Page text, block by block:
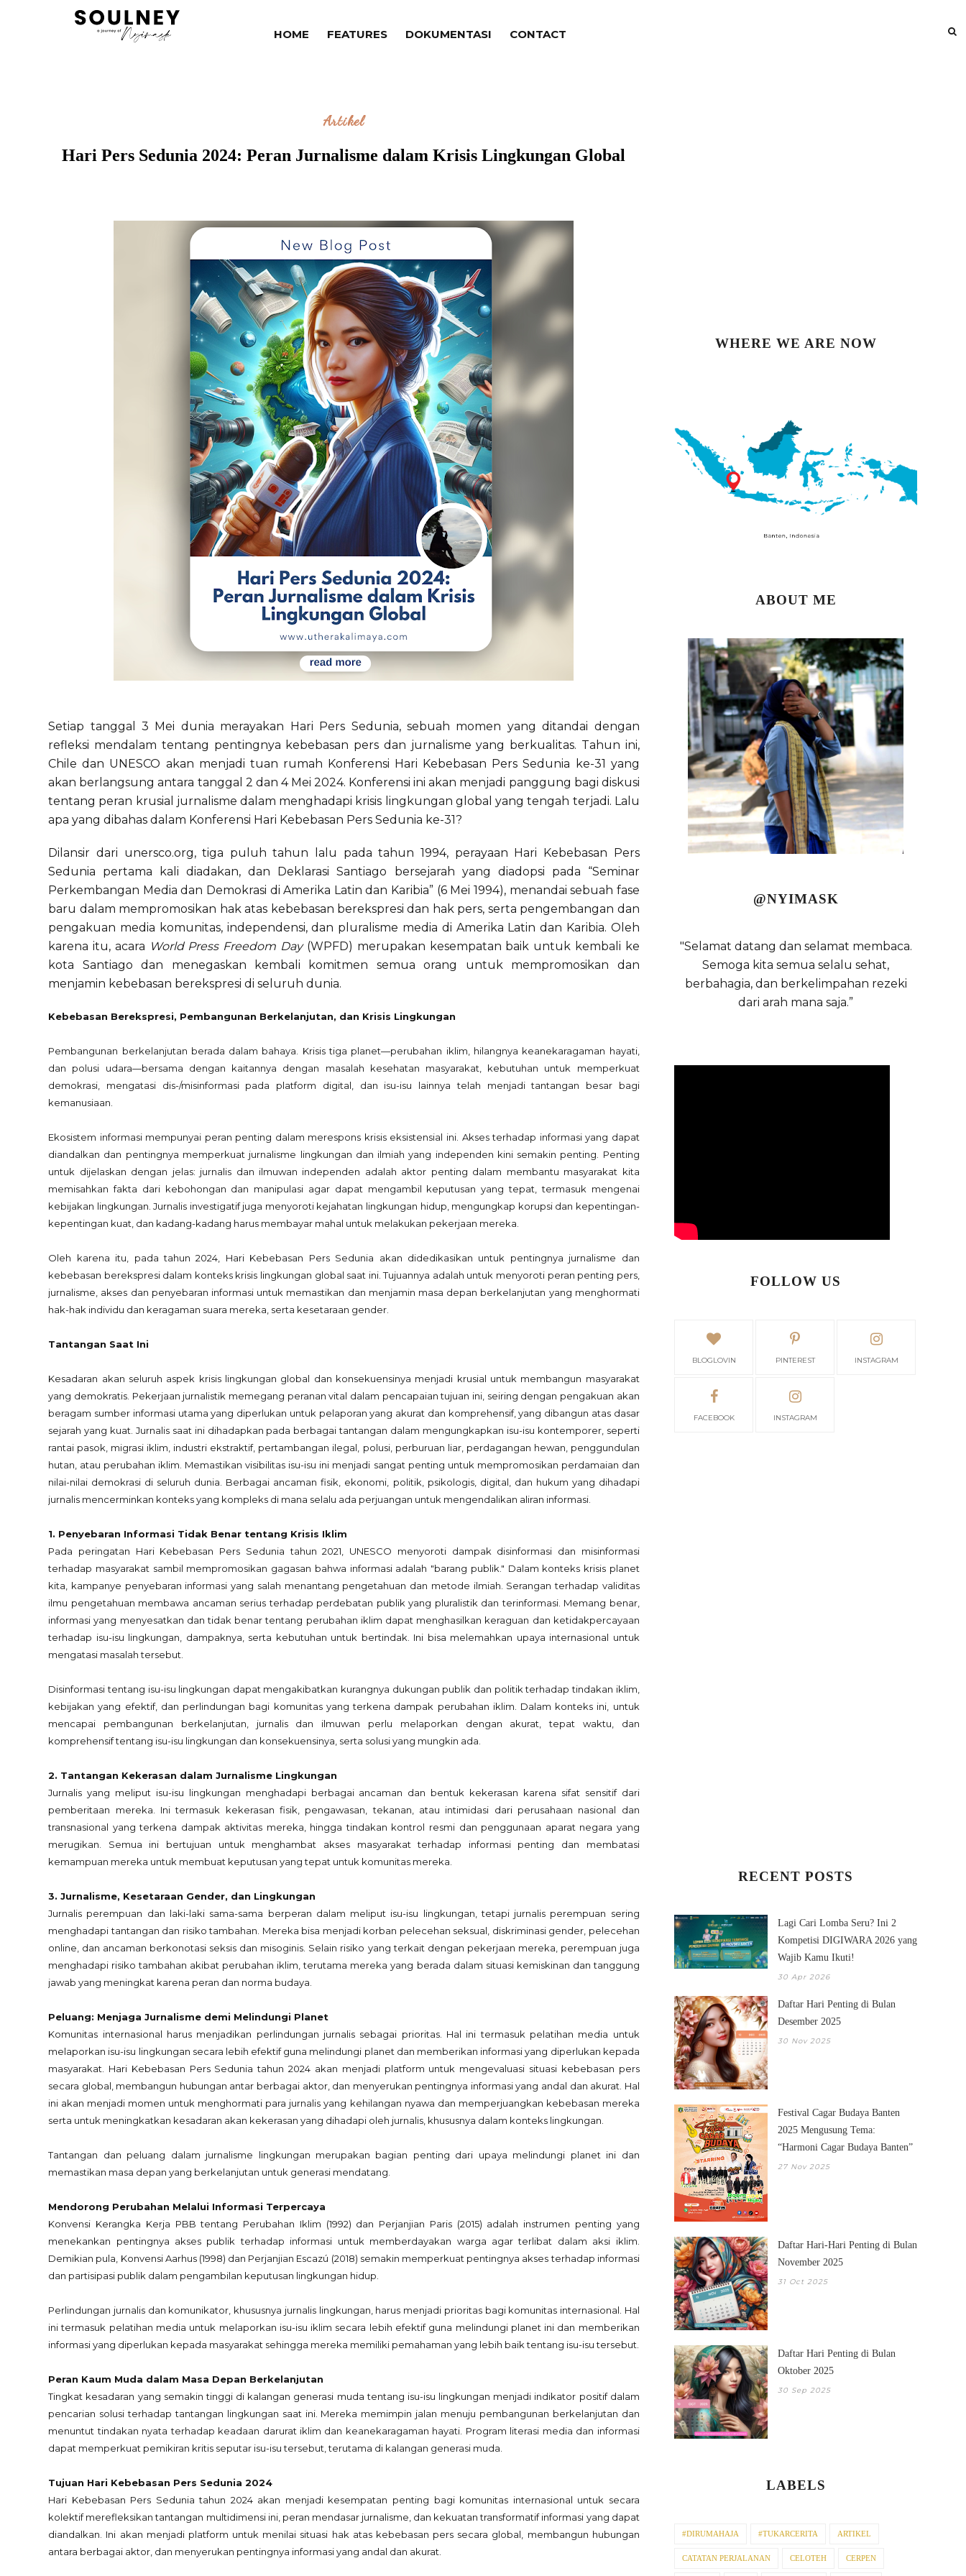
HOME FEATURES DOKUMENTASI CONTACT
Artikel
Hari Pers Sedunia 2024: Peran Jurnalisme dalam Krisis Lingkungan Global
Setiap tanggal 3 Mei dunia merayakan Hari Pers Sedunia, sebuah momen yang ditandai dengan
refleksi mendalam tentang pentingnya kebebasan pers dan jurnalisme yang berkualitas. Tahun ini,
Chile dan UNESCO akan menjadi tuan rumah Konferensi Hari Kebebasan Pers Sedunia ke-31 yang
akan berlangsung antara tanggal 2 dan 4 Mei 2024. Konferensi ini akan menjadi panggung bagi diskusi
tentang peran krusial jurnalisme dalam menghadapi krisis lingkungan global yang tengah terjadi. Lalu
apa yang dibahas dalam Konferensi Hari Kebebasan Pers Sedunia ke-31?
Dilansir dari unersco.org, tiga puluh tahun lalu pada tahun 1994, perayaan Hari Kebebasan Pers
Sedunia pertama kali diadakan, dan Deklarasi Santiago bersejarah yang diadopsi pada “Seminar
Perkembangan Media dan Demokrasi di Amerika Latin dan Karibia” (6 Mei 1994), menandai sebuah fase
baru dalam mempromosikan hak atas kebebasan berekspresi dan hak pers, serta pengembangan dan
pengakuan media komunitas, independensi, dan pluralisme media di Amerika Latin dan Karibia. Oleh
karena itu, acara World Press Freedom Day(WPFD) merupakan kesempatan baik untuk kembali ke
kota Santiago dan menegaskan kembali komitmen semua orang untuk mempromosikan dan
menjamin kebebasan berekspresi di seluruh dunia.
Kebebasan Berekspresi, Pembangunan Berkelanjutan, dan Krisis Lingkungan
Pembangunan berkelanjutan berada dalam bahaya. Krisis tiga planet—perubahan iklim, hilangnya keanekaragaman hayati,
dan polusi udara—bersama dengan kaitannya dengan masalah kesehatan masyarakat, kebutuhan untuk memperkuat
demokrasi, mengatasi dis-/misinformasi pada platform digital, dan isu-isu lainnya telah menjadi tantangan besar bagi
kemanusiaan.
Ekosistem informasi mempunyai peran penting dalam merespons krisis eksistensial ini. Akses terhadap informasi yang dapat
diandalkan dan pentingnya memperkuat jurnalisme lingkungan dan ilmiah yang independen kini semakin penting. Penting
untuk dijelaskan dengan jelas: jurnalis dan ilmuwan independen adalah aktor penting dalam membantu masyarakat kita
memisahkan fakta dari kebohongan dan manipulasi agar dapat mengambil keputusan yang tepat, termasuk mengenai
kebijakan lingkungan. Jurnalis investigatif juga menyoroti kejahatan lingkungan hidup, mengungkap korupsi dan kepentingan-
kepentingan kuat, dan kadang-kadang harus membayar mahal untuk melakukan pekerjaan mereka.
Oleh karena itu, pada tahun 2024, Hari Kebebasan Pers Sedunia akan didedikasikan untuk pentingnya jurnalisme dan
kebebasan berekspresi dalam konteks krisis lingkungan global saat ini. Tujuannya adalah untuk menyoroti peran penting pers,
jurnalisme, akses dan penyebaran informasi untuk memastikan dan menjamin masa depan berkelanjutan yang menghormati
hak-hak individu dan keragaman suara mereka, serta kesetaraan gender.
Tantangan Saat Ini
Kesadaran akan seluruh aspek krisis lingkungan global dan konsekuensinya menjadi krusial untuk membangun masyarakat
yang demokratis. Pekerjaan jurnalistik memegang peranan vital dalam pencapaian tujuan ini, seiring dengan pengakuan akan
beragam sumber informasi utama yang diperlukan untuk pelaporan yang akurat dan komprehensif, yang dibangun atas dasar
sejarah yang kuat. Jurnalis saat ini dihadapkan pada berbagai tantangan dalam mengungkapkan isu-isu kontemporer, seperti
rantai pasok, migrasi iklim, industri ekstraktif, pertambangan ilegal, polusi, perburuan liar, perdagangan hewan, penggundulan
hutan, atau perubahan iklim. Memastikan visibilitas isu-isu ini menjadi sangat penting untuk mempromosikan perdamaian dan
nilai-nilai demokrasi di seluruh dunia. Berbagai ancaman fisik, ekonomi, politik, psikologis, digital, dan hukum yang dihadapi
jurnalis mencerminkan konteks yang kompleks di mana selalu ada perjuangan untuk mengendalikan aliran informasi.
1. Penyebaran Informasi Tidak Benar tentang Krisis Iklim
Pada peringatan Hari Kebebasan Pers Sedunia tahun 2021, UNESCO menyoroti dampak disinformasi dan misinformasi
terhadap masyarakat sambil mempromosikan gagasan bahwa informasi adalah "barang publik." Dalam konteks krisis planet
kita, kampanye penyebaran informasi yang salah menantang pengetahuan dan metode ilmiah. Serangan terhadap validitas
ilmu pengetahuan membawa ancaman serius terhadap perdebatan publik yang pluralistik dan terinformasi. Memang benar,
informasi yang menyesatkan dan tidak benar tentang perubahan iklim dapat menghasilkan keraguan dan ketidakpercayaan
terhadap isu-isu lingkungan, dampaknya, serta kebutuhan untuk bertindak. Ini bisa melemahkan upaya internasional untuk
mengatasi masalah tersebut.
Disinformasi tentang isu-isu lingkungan dapat mengakibatkan kurangnya dukungan publik dan politik terhadap tindakan iklim,
kebijakan yang efektif, dan perlindungan bagi komunitas yang terkena dampak perubahan iklim. Dalam konteks ini, untuk
mencapai pembangunan berkelanjutan, jurnalis dan ilmuwan perlu melaporkan dengan akurat, tepat waktu, dan
komprehensif tentang isu-isu lingkungan dan konsekuensinya, serta solusi yang mungkin ada.
2. Tantangan Kekerasan dalam Jurnalisme Lingkungan
Jurnalis yang meliput isu-isu lingkungan menghadapi berbagai ancaman dan bentuk kekerasan karena sifat sensitif dari
pemberitaan mereka. Ini termasuk kekerasan fisik, pengawasan, tekanan, atau intimidasi dari perusahaan nasional dan
transnasional yang terkena dampak aktivitas mereka, hingga tindakan kontrol resmi dan penggunaan aparat negara yang
merugikan. Semua ini bertujuan untuk menghambat akses masyarakat terhadap informasi penting dan membatasi
kemampuan mereka untuk membuat keputusan yang tepat untuk komunitas mereka.
3. Jurnalisme, Kesetaraan Gender, dan Lingkungan
Jurnalis perempuan dan laki-laki sama-sama berperan dalam meliput isu-isu lingkungan, tetapi jurnalis perempuan sering
menghadapi tantangan dan risiko tambahan. Mereka bisa menjadi korban pelecehan seksual, diskriminasi gender, pelecehan
online, dan ancaman berkonotasi seksis dan misoginis. Selain risiko yang terkait dengan pekerjaan mereka, perempuan juga
menghadapi risiko tambahan akibat perubahan iklim, terutama mereka yang berada dalam situasi kemiskinan dan tanggung
jawab yang meningkat karena peran dan norma budaya.
Peluang: Menjaga Jurnalisme demi Melindungi Planet
Komunitas internasional harus menjadikan perlindungan jurnalis sebagai prioritas. Hal ini termasuk pelatihan media untuk
melaporkan isu-isu lingkungan secara lebih efektif guna melindungi planet dan memberikan informasi yang diperlukan kepada
masyarakat. Hari Kebebasan Pers Sedunia tahun 2024 akan menjadi platform untuk mengevaluasi situasi kebebasan pers
secara global, membangun hubungan antar berbagai aktor, dan menyerukan pentingnya informasi yang andal dan akurat. Hal
ini akan menjadi momen untuk menghormati para jurnalis yang kehilangan nyawa dan memperjuangkan kebebasan mereka
serta untuk meningkatkan kesadaran akan kekerasan yang dihadapi oleh jurnalis, khususnya dalam konteks lingkungan.
Tantangan dan peluang dalam jurnalisme lingkungan merupakan bagian penting dari upaya melindungi planet ini dan
memastikan masa depan yang berkelanjutan untuk generasi mendatang.
Mendorong Perubahan Melalui Informasi Terpercaya
Konvensi Kerangka Kerja PBB tentang Perubahan Iklim (1992) dan Perjanjian Paris (2015) adalah instrumen penting yang
menekankan pentingnya akses publik terhadap informasi untuk memberdayakan warga agar terlibat dalam aksi iklim.
Demikian pula, Konvensi Aarhus (1998) dan Perjanjian Escazú (2018) semakin memperkuat pentingnya akses terhadap informasi
dan partisipasi publik dalam pengambilan keputusan lingkungan hidup.
Perlindungan jurnalis dan komunikator, khususnya jurnalis lingkungan, harus menjadi prioritas bagi komunitas internasional. Hal
ini termasuk pelatihan media untuk melaporkan isu-isu iklim secara lebih efektif guna melindungi planet ini dan memberikan
informasi yang diperlukan kepada masyarakat sehingga mereka memiliki pemahaman yang lebih baik tentang isu-isu tersebut.
Peran Kaum Muda dalam Masa Depan Berkelanjutan
Tingkat kesadaran yang semakin tinggi di kalangan generasi muda tentang isu-isu lingkungan menjadi indikator positif dalam
pencarian solusi terhadap tantangan lingkungan saat ini. Mereka memimpin jalan menuju pembangunan berkelanjutan dan
menuntut tindakan nyata terhadap keadaan darurat iklim dan keanekaragaman hayati. Program literasi media dan informasi
dapat memperkuat pemikiran kritis seputar isu-isu tersebut, terutama di kalangan generasi muda.
Tujuan Hari Kebebasan Pers Sedunia 2024
Hari Kebebasan Pers Sedunia tahun 2024 akan menjadi kesempatan penting bagi komunitas internasional untuk secara
kolektif merefleksikan tantangan multidimensi ini, peran mendasar jurnalisme, dan kekuatan transformatif informasi yang dapat
diandalkan. Ini akan menjadi platform untuk menilai situasi hak atas kebebasan pers secara global, membangun hubungan
antara berbagai aktor, dan menyerukan pentingnya informasi yang andal dan akurat.
WHERE WE ARE NOW
ABOUT ME
@NYIMASK
"Selamat datang dan selamat membaca.
Semoga kita semua selalu sehat,
berbahagia, dan berkelimpahan rezeki
dari arah mana saja.”
FOLLOW US
BLOGLOVIN PINTEREST INSTAGRAM
FACEBOOK INSTAGRAM
RECENT POSTS
Lagi Cari Lomba Seru? Ini 2
Kompetisi DIGIWARA 2026 yang
Wajib Kamu Ikuti!
30 Apr 2026
Daftar Hari Penting di Bulan
Desember 2025
30 Nov 2025
Festival Cagar Budaya Banten
2025 Mengusung Tema:
“Harmoni Cagar Budaya Banten”
27 Nov 2025
Daftar Hari-Hari Penting di Bulan
November 2025
31 Oct 2025
Daftar Hari Penting di Bulan
Oktober 2025
30 Sep 2025
LABELS
#DIRUMAHAJA #TUKARCERITA ARTIKEL
CATATAN PERJALANAN CELOTEH CERPEN